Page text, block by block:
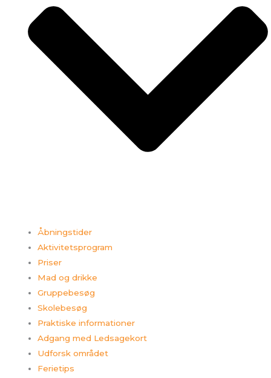
Åbningstider
Aktivitetsprogram
Priser
Mad og drikke
Gruppebesøg
Skolebesøg
Praktiske informationer
Adgang med Ledsagekort
Udforsk området
Ferietips​